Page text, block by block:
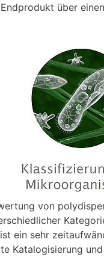
über
von
ein sehr
Katalogisierung